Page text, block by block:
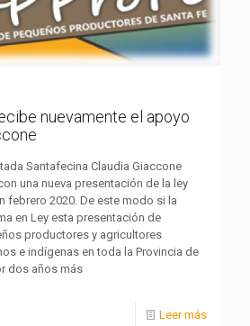
nuevamente el apoyo
Santafecina Claudia Giaccone
una nueva presentación de la ley
febrero 2020. De este modo si la
en Ley esta presentación de
productores y agricultores
e indígenas en toda la Provincia de
dos años más
Leer más